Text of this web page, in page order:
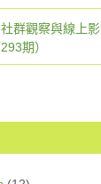
群觀察與線上
期）